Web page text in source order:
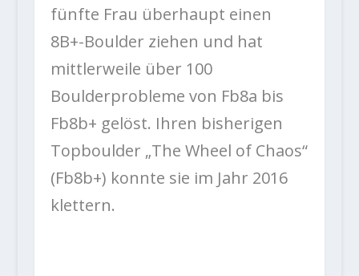
fünfte Frau überhaupt einen
8B+-Boulder ziehen und hat
mittlerweile über 100
Boulderprobleme von Fb8a bis
Fb8b+ gelöst. Ihren bisherigen
Topboulder „The Wheel of Chaos“
(Fb8b+) konnte sie im Jahr 2016
klettern.